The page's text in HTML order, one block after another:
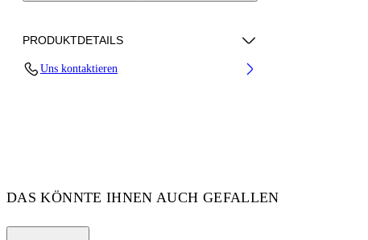
PRODUKTDETAILS
Uns kontaktieren
DAS KÖNNTE IHNEN AUCH GEFALLEN